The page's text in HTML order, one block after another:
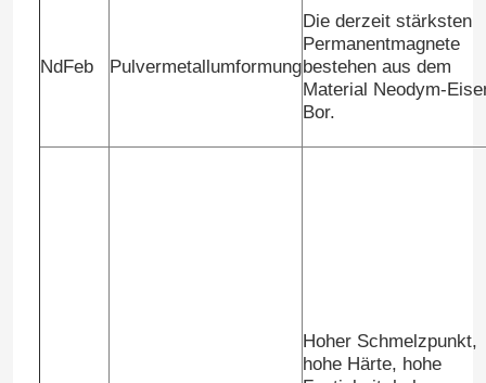
NdFeb Pulvermetallumformung
Die derzeit stärksten
Permanentmagnete
bestehen aus dem
Material Neodym-
Bor.
Hoher Schmelzpunkt,
hohe Härte, hohe